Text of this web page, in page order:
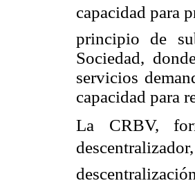
capacidad para
principio de
Sociedad,
servicios
capacidad para
La CRBV,